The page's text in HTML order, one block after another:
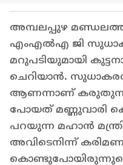
അമ്പലപ്പുഴ
എംഎൽഎ ജി
മറുപടിയുമായി
ചെറിയാൻ.
ആണന്നാണ്
പോയത് മണ്ണുവാരി
പറയുന്ന മഹാൻ
അവിടെനിന്ന്